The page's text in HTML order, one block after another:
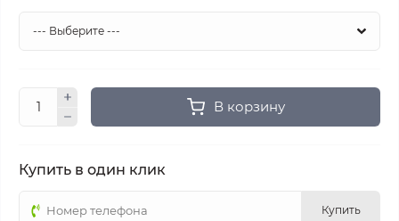
В корзину
Купить в один клик
Купить